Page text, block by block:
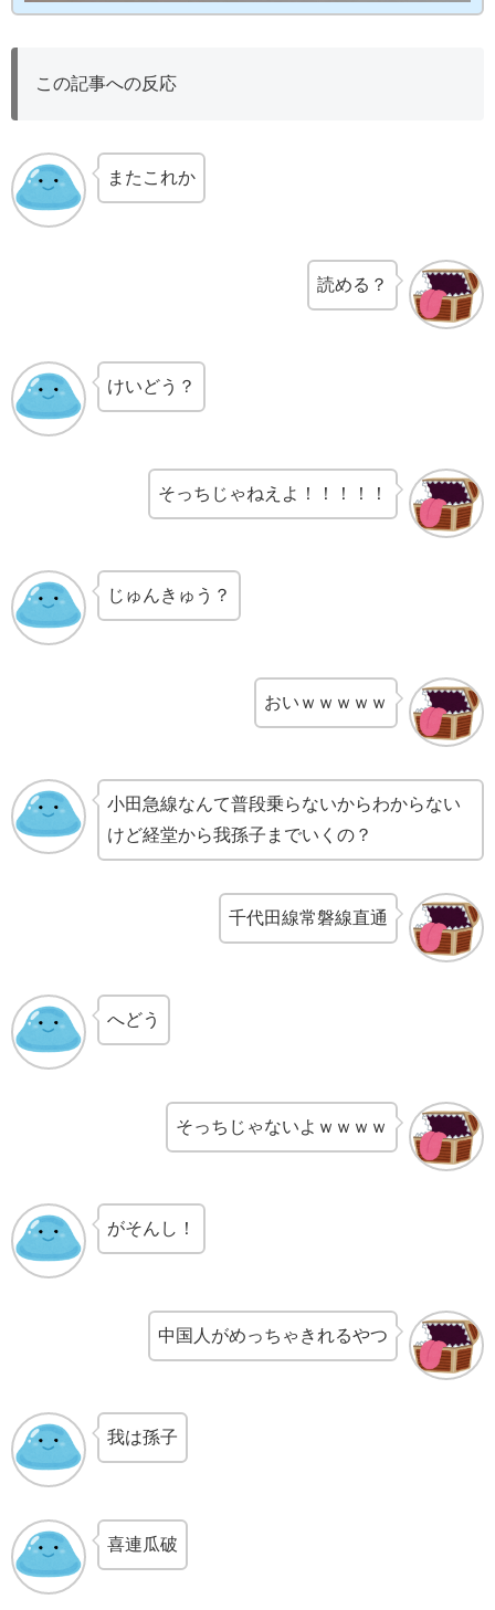
この記事への反応
またこれか
読める？
けいどう？
そっちじゃねえよ！！！！！
じゅんきゅう？
おいｗｗｗｗｗ
小田急線なんて普段乗らないからわからない
けど経堂から我孫子までいくの？
千代田線常磐線直通
へどう
そっちじゃないよｗｗｗｗ
がそんし！
中国人がめっちゃきれるやつ
我は孫子
喜連瓜破